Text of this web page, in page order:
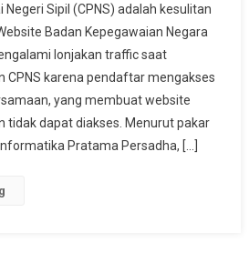
Kepegawaian
Negara
Berpotensi
Down,
Begini
Tips
Siasati
Sipil (CPNS) adalah kesulitan
Badan Kepegawaian Negara
lonjakan traffic saat
CPNS karena pendaftar mengakses
yang membuat website
tidak dapat diakses. Menurut pakar
Pratama Persadha, […]